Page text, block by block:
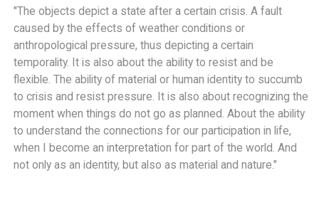
"The objects depict a state after a certain crisis. A fault
caused by the effects of weather conditions or
anthropological pressure, thus depicting a certain
temporality. It is also about the ability to resist and be
flexible. The ability of material or human identity to succumb
to crisis and resist pressure. It is also about recognizing the
moment when things do not go as planned. About the ability
to understand the connections for our participation in life,
when I become an interpretation for part of the world. And
not only as an identity, but also as material and nature."